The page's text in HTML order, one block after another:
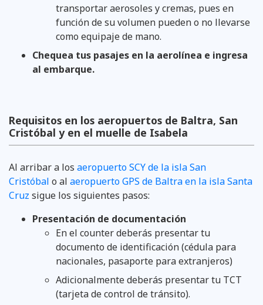
transportar aerosoles y cremas, pues en
función de su volumen pueden o no llevarse
como equipaje de mano.
Chequea tus pasajes en la aerolínea e ingresa
al embarque.
Requisitos en los aeropuertos de Baltra, San
Cristóbal y en el muelle de Isabela
Al arribar a los aeropuerto SCY de la isla San
Cristóbal o al aeropuerto GPS de Baltra en la isla Santa
Cruz sigue los siguientes pasos:
Presentación de documentación
En el counter deberás presentar tu
documento de identificación (cédula para
nacionales, pasaporte para extranjeros)
Adicionalmente deberás presentar tu TCT
(tarjeta de control de tránsito).